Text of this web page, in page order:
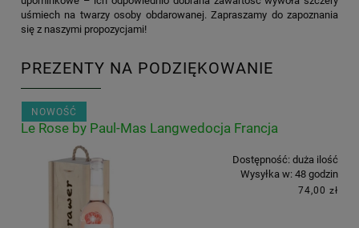
uśmiech na twarzy osoby obdarowanej. Zapraszamy do zapoznania
się z naszymi propozycjami!
PREZENTY NA PODZIĘKOWANIE
Le Rose by Paul-Mas Langwedocja Francja
Dostępność: duża ilość
Wysyłka w: 48 godzin
74,00 zł
NOWOŚĆ